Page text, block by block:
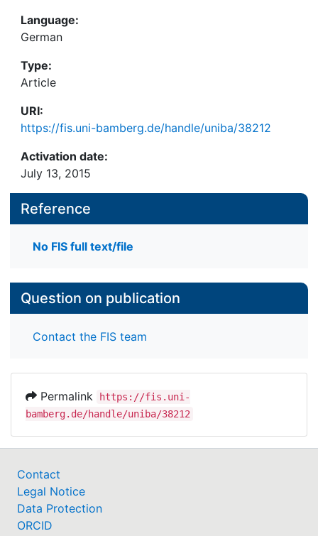
Language:
German
Type:
Article
URI:
https://fis.uni-bamberg.de/handle/uniba/38212
Activation date:
July 13, 2015
Reference
No FIS full text/file
Question on publication
Contact the FIS team
Permalink
https://fis.uni-
bamberg.de/handle/uniba/38212
Contact
Legal Notice
Data Protection
ORCID